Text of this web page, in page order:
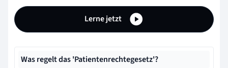
Lerne jetzt
Was regelt das 'Patientenrechtegesetz'?